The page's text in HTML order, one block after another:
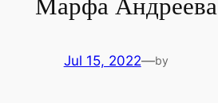
Jul 15, 2022—by